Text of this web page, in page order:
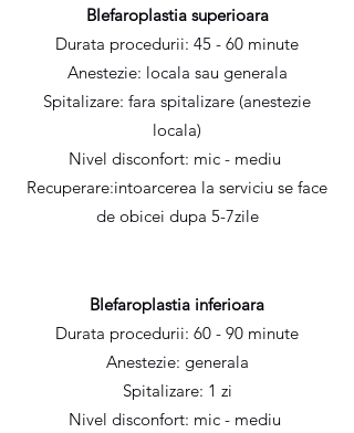
Blefaroplastia superioara
Durata procedurii: 45 - 60 minute
Anestezie: locala sau generala
Spitalizare: fara spitalizare (anestezie
locala)
Nivel disconfort: mic - mediu
Recuperare:intoarcerea la serviciu se face
de obicei dupa 5-7zile
Blefaroplastia inferioara
Durata procedurii: 60 - 90 minute
Anestezie: generala
Spitalizare: 1 zi
Nivel disconfort: mic - mediu